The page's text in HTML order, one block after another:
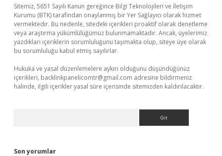
Sitemiz, 5651 Sayılı Kanun gereğince Bilgi Teknolojileri ve İletişim
Kurumu (BTK) tarafından onaylanmış bir Yer Sağlayıcı olarak hizmet
vermektedir. Bu nedenle, sitedeki içerikleri proaktif olarak denetleme
veya araştırma yükümlülüğümüz bulunmamaktadır. Ancak, üyelerimiz
yazdıkları içeriklerin sorumluluğunu taşımakta olup, siteye üye olarak
bu sorumluluğu kabul etmiş sayılırlar.
Hukuka ve yasal düzenlemelere aykırı olduğunu düşündüğünüz
içerikleri, backlinkpanelicomtr@gmail.com adresine bildirmeniz
halinde, ilgili içerikler yasal süre içerisinde sitemizden kaldırılacaktır.
Son yorumlar